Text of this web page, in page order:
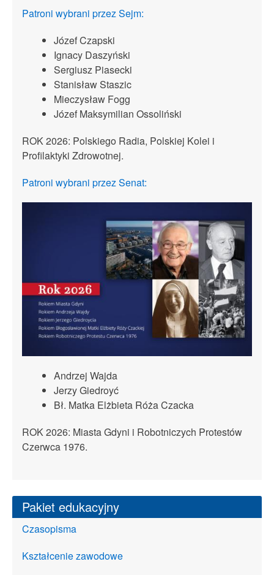
Patroni wybrani przez Sejm:
Józef Czapski
Ignacy Daszyński
Sergiusz Piasecki
Stanisław Staszic
Mieczysław Fogg
Józef Maksymilian Ossoliński
ROK 2026: Polskiego Radia, Polskiej Kolei i
Profilaktyki Zdrowotnej.
Patroni wybrani przez Senat:
Andrzej Wajda
Jerzy Giedroyć
Bł. Matka Elżbieta Róża Czacka
ROK 2026: Miasta Gdyni i Robotniczych Protestów
Czerwca 1976.
Pakiet edukacyjny
Czasopisma
Kształcenie zawodowe